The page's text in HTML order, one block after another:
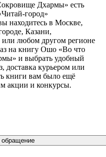
Дхармы» есть
город»
находитесь в Москве,
Казани,
или любом другом регионе
на книгу Ошо «Во что
и выбрать удобный
доставка курьером или
книги вам было ещё
акции и конкурсы.
обращение